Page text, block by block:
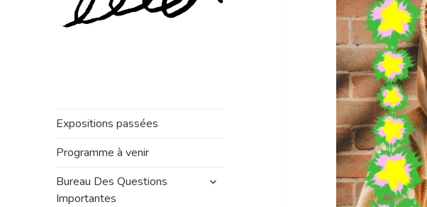
Expositions passées
Programme à venir
Bureau Des Questions
Importantes
ouvrir